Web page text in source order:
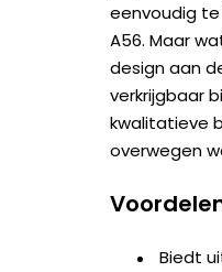
eenvoudig
A56. Maar
design aan
verkrijgbaar
kwalitatieve
overwegen
Biedt